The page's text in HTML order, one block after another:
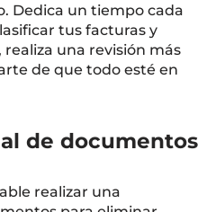
Dedica un tiempo cada
tus facturas y
una revisión más
de que todo esté en
de documentos
realizar una